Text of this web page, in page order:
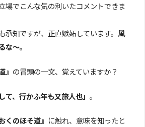
場でこんな気の利いたコメントできま
承知ですが、正直嫉妬しています。 風
～。
』 の冒頭の一文、覚えていますか？
て、行かふ年も又旅人也」 。
くのほそ道』 に触れ、意味を知ったと